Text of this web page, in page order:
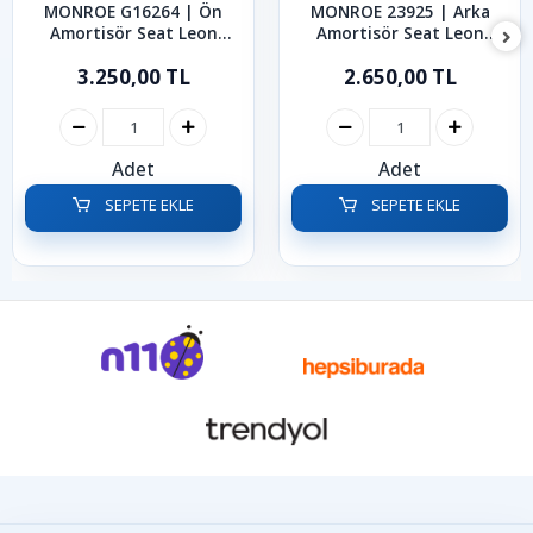
MONROE G16264 | Ön
Amortisör Seat Leon
3.250,00 TL
Adet
SEPETE EKLE
MONROE 23925 | Arka
Amortisör Seat Leon
2.650,00 TL
Adet
SEPETE EKLE